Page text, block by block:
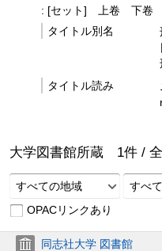
: [セット]
上卷
下卷
タイトル別名
タイトル読み
大学図書館所蔵 1件 / 全
すべての地域
すべ
OPACリンクあり
同志社大学 図書館